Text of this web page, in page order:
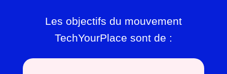
Les objectifs du mouvement
TechYourPlace sont de :